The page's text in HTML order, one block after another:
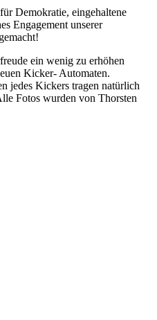
Demokratie, eingehaltene
Engagement unserer
ein wenig zu erhöhen
Kicker- Automaten.
jedes Kickers tragen natürlich
Fotos wurden von Thorsten